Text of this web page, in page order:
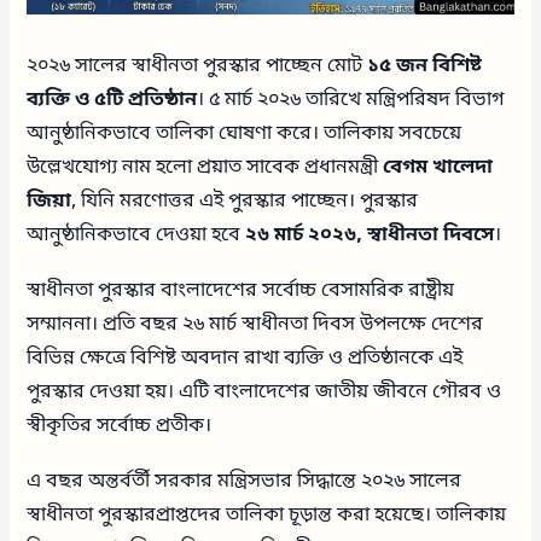
২০২৬ সালের স্বাধীনতা পুরস্কার পাচ্ছেন মোট১৫ জন বিশিষ্ট
ব্যক্তি ও ৫টি প্রতিষ্ঠান। ৫ মার্চ ২০২৬ তারিখে মন্ত্রিপরিষদ বিভাগ
আনুষ্ঠানিকভাবে তালিকা ঘোষণা করে। তালিকায় সবচেয়ে
উল্লেখযোগ্য নাম হলো প্রয়াত সাবেক প্রধানমন্ত্রীবেগম খালেদা
জিয়া, যিনি মরণোত্তর এই পুরস্কার পাচ্ছেন। পুরস্কার
আনুষ্ঠানিকভাবে দেওয়া হবে ২৬ মার্চ ২০২৬, স্বাধীনতা দিবসে।
স্বাধীনতা পুরস্কার বাংলাদেশের সর্বোচ্চ বেসামরিক রাষ্ট্রীয়
সম্মাননা। প্রতি বছর ২৬ মার্চ স্বাধীনতা দিবস উপলক্ষে দেশের
বিভিন্ন ক্ষেত্রে বিশিষ্ট অবদান রাখা ব্যক্তি ও প্রতিষ্ঠানকে এই
পুরস্কার দেওয়া হয়। এটি বাংলাদেশের জাতীয় জীবনে গৌরব ও
স্বীকৃতির সর্বোচ্চ প্রতীক।
এ বছর অন্তর্বর্তী সরকার মন্ত্রিসভার সিদ্ধান্তে ২০২৬ সালের
স্বাধীনতা পুরস্কারপ্রাপ্তদের তালিকা চূড়ান্ত করা হয়েছে। তালিকায়